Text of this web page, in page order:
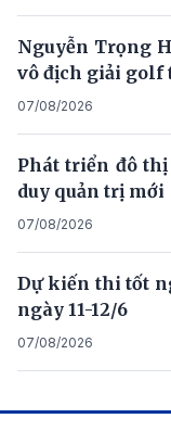
Nguyễn Trọng
vô địch giải golf
07/08/2026
Phát triển đô
duy quản trị mới
07/08/2026
Dự kiến thi tốt
ngày 11-12/6
07/08/2026